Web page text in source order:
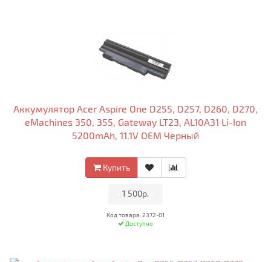
Аккумулятор Acer Aspire One D255, D257, D260, D270,
eMachines 350, 355, Gateway LT23, AL10A31 Li-Ion
5200mAh, 11.1V OEM Черный
Купить
1 500р.
Код товара: 2372-01
Доступно